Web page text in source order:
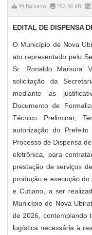
39 Baixado 392.36 KB
EDITAL DE DISPENSA
O Município de Nova
ato representado pelo
Sr. Ronaldo Marsura
solicitação da
mediante as
Documento de
Técnico Preliminar,
autorização do
Processo de Dispensa
eletrônica, para
prestação de serviços
produção e execução
e Cutiano, a ser
Município de Nova
de 2026, contemplando
logística necessária à